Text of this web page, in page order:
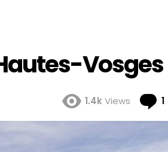
Vosges
1.4kViews 1